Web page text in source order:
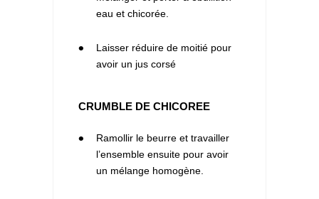
eau et chicorée.
Laisser réduire de moitié pour
avoir un jus corsé
CRUMBLE DE CHICOREE
Ramollir le beurre et travailler
l’ensemble ensuite pour avoir
un mélange homogène.